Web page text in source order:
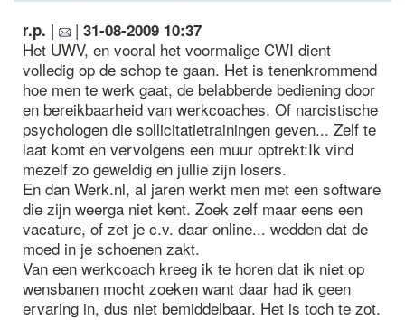
r.p. | | 31-08-2009 10:37
Het UWV, en vooral het voormalige CWI dient
volledig op de schop te gaan. Het is tenenkrommend
hoe men te werk gaat, de belabberde bediening door
en bereikbaarheid van werkcoaches. Of narcistische
psychologen die sollicitatietrainingen geven... Zelf te
laat komt en vervolgens een muur optrekt:Ik vind
mezelf zo geweldig en jullie zijn losers.
En dan Werk.nl, al jaren werkt men met een software
die zijn weerga niet kent. Zoek zelf maar eens een
vacature, of zet je c.v. daar online... wedden dat de
moed in je schoenen zakt.
Van een werkcoach kreeg ik te horen dat ik niet op
wensbanen mocht zoeken want daar had ik geen
ervaring in, dus niet bemiddelbaar. Het is toch te zot.